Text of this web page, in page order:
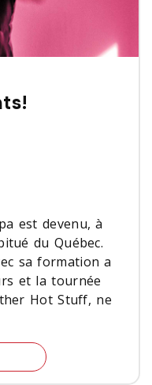
est devenu, à
du Québec.
sa formation a
et la tournée
Hot Stuff, ne
LA JOURNÉE HOT RATS!